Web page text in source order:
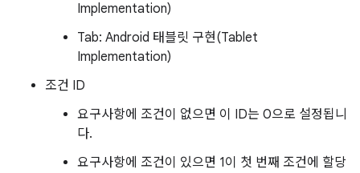
Implementation)
Tab: Android 태블릿 구현(Tablet
Implementation)
조건 ID
요구사항에 조건이 없으면 이 ID는 0으로 설정됩니
다.
요구사항에 조건이 있으면 1이 첫 번째 조건에 할당